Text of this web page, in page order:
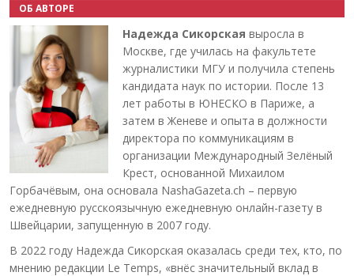
ОБ АВТОРЕ
Надежда Сикорская выросла в
Москве, где училась на факультете
журналистики МГУ и получила степень
кандидата наук по истории. После 13
лет работы в ЮНЕСКО в Париже, а
затем в Женеве и опыта в должности
директора по коммуникациям в
организации Международный Зелёный
Крест, основанной Михаилом
Горбачёвым, она основала NashaGazeta.ch – первую
ежедневную русскоязычную ежедневную онлайн-газету в
Швейцарии, запущенную в 2007 году.
В 2022 году Надежда Сикорская оказалась среди тех, кто, по
мнению редакции Le Temps, «внёс значительный вклад в